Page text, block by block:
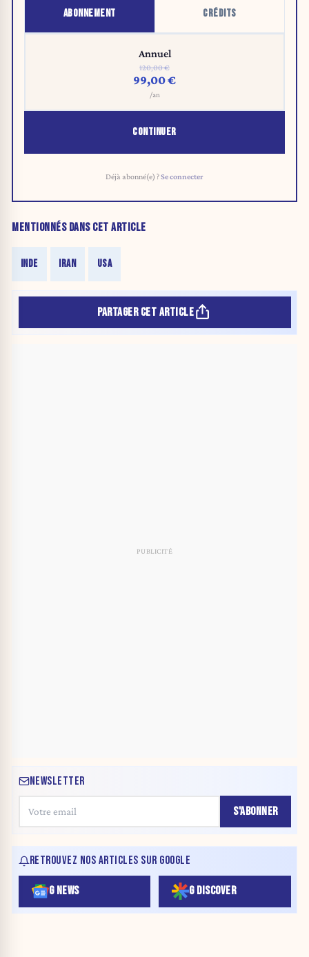
ABONNEMENT CRÉDITS
Annuel
120,00 €
99,00 €
/an
CONTINUER
Déjà abonné(e) ?Se connecter
MENTIONNÉS DANS CET ARTICLE
INDE IRAN USA
PARTAGER CET ARTICLE
NEWSLETTER
S'ABONNER
RETROUVEZ NOS ARTICLES SUR GOOGLE
G NEWS G DISCOVER